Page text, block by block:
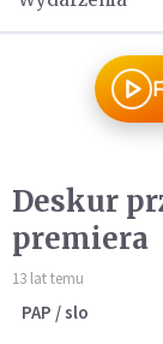
Deskur
premiera
13 lat temu
PAP / slo